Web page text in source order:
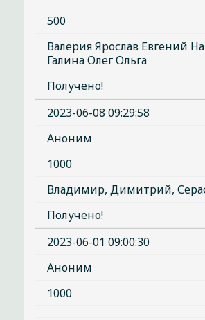
500
Валерия Ярослав Евгений
Галина Олег Ольга
Получено!
2023-06-08 09:29:58
Аноним
1000
Владимир, Димитрий,
Получено!
2023-06-01 09:00:30
Аноним
1000